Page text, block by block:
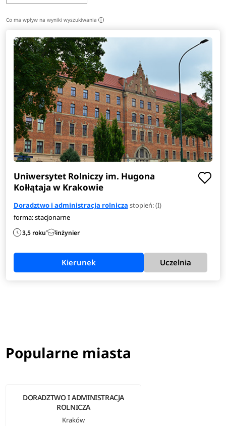
ochroną środowiska i zasobami naturalnymi.
Co ma wpływ na wyniki wyszukiwania i
Uniwersytet Rolniczy im. Hugona
Kołłątaja w Krakowie
Doradztwo i administracja rolnicza stopień: (I)
forma: stacjonarne
3,5 roku inżynier
Kierunek Uczelnia
Popularne miasta
DORADZTWO I ADMINISTRACJA
ROLNICZA
Kraków